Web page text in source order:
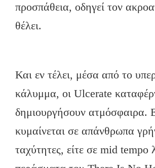
προσπάθεια, οδηγεί τον
θέλει.
Και εν τέλει, μέσα από το
κάλυμμα, οι Ulcerate
δημιουργήσουν ατμόσφαιρα.
κυμαίνεται σε απάνθρωπα
ταχύτητες, είτε σε mid tempo